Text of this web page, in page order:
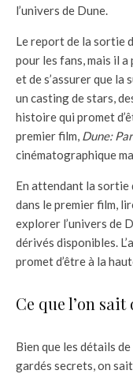
l’univers de Dune.
Le report de la sortie
pour les fans, mais il
et de s’assurer que
un casting de stars,
histoire qui promet
premier film, Dune:
cinématographique
En attendant la sortie
dans le premier film,
explorer l’univers de
dérivés disponibles.
promet d’être à la
Ce que l’on sait
Bien que les détails
gardés secrets, on